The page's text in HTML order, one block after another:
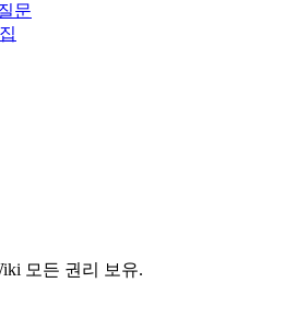
문
모든 권리 보유.